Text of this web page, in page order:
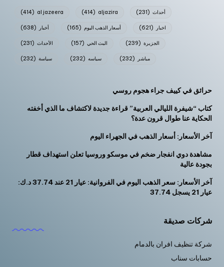
al jazeera
(414) aljazira
(414) أحداث (231)
أخبار (638) أسعار الذهب اليوم (165) اخبار (621)
الأحداث (231) البث الحي (157) الجزيرة (239)
سياسة (232) سياسه (232) مباشر (232)
حرائق في كييف جراء هجوم روسي
كتاب “شيفرة الليالي العربية” قراءة جديدة لاكتشاف ما الذي أخفته
الحكاية عنا طوال قرون عدة؟
آخر الأسعار: أسعار الذهب في الجهراء اليوم
مشاهدة دوي انفجار ضخم في موسكو وروسيا تعلن استهداف قطار
بجودة عالية
آخر الأسعار: سعر الذهب اليوم في الفروانية: عيار 21 عند 37.74 د.ك:
عيار 21 يسجل 37.74
شركات صديقة
شركة تنظيف افران بالدمام
حسابات سناب